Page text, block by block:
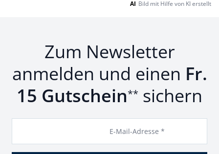
AI Bild mit Hilfe von KI erstellt
Zum Newsletter
anmelden und einen Fr.
15 Gutschein** sichern
E-Mail-Adresse *